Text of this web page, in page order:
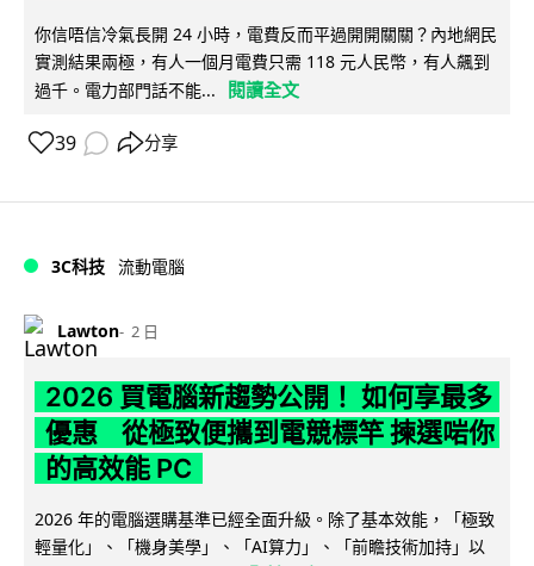
你信唔信冷氣長開 24 小時，電費反而平過開開關關？內地網民
實測結果兩極，有人一個月電費只需 118 元人民幣，有人飆到
過千。電力部門話不能...
閱讀全文
39 分享
3C科技 流動電腦
Lawton 2 日
2026 買電腦新趨勢公開！ 如何享最多
優惠 從極致便攜到電競標竿 揀選啱你
的高效能 PC
2026 年的電腦選購基準已經全面升級。除了基本效能，「極致
輕量化」、「機身美學」、「AI算力」、「前瞻技術加持」以